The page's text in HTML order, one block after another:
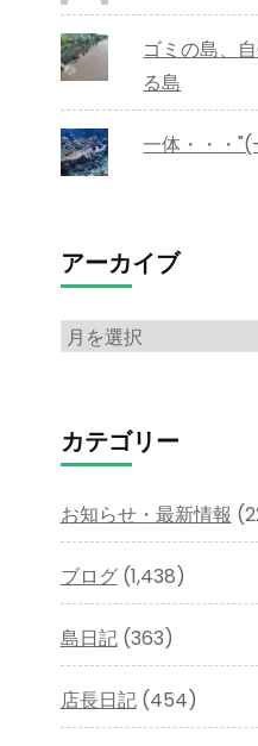
ゴミの島、
る島
一体・・・
アーカイブ
ア
イ
ブ
カテゴリー
お知らせ・最新情報
ブログ(1,438)
島日記(363)
店長日記(454)